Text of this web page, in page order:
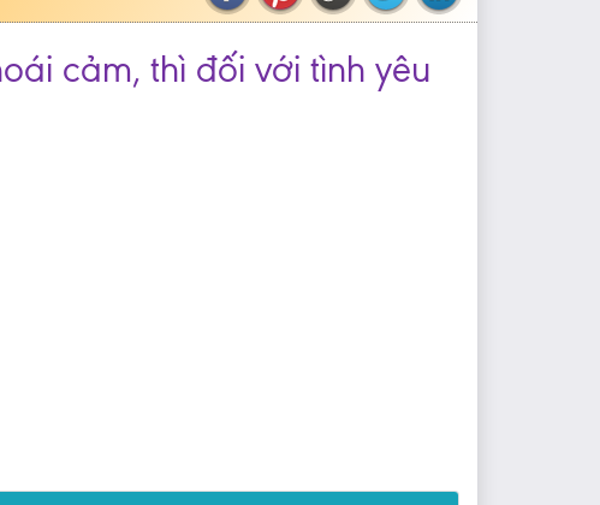
cảm, thì đối với tình yêu